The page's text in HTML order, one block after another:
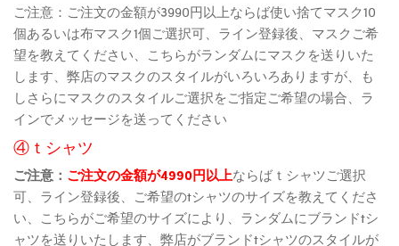
ご注意：ご注文の金額が3990円以上ならば使い捨てマスク10
個あるいは布マスク1個ご選択可、ライン登録後、マスクご希
望を教えてください、こちらがランダムにマスクを送りいた
します、弊店のマスクのスタイルがいろいろありますが、も
しさらにマスクのスタイルご選択をご指定ご希望の場合、ラ
インでメッセージを送ってください
④ｔシャツ
ご注意： ご注文の金額が4990円以上ならばｔシャツご選択
可、ライン登録後、ご希望のtシャツのサイズを教えてくださ
い、こちらがご希望のサイズにより、ランダムにブランドtシ
ャツを送りいたします、弊店がブランドtシャツのスタイルが